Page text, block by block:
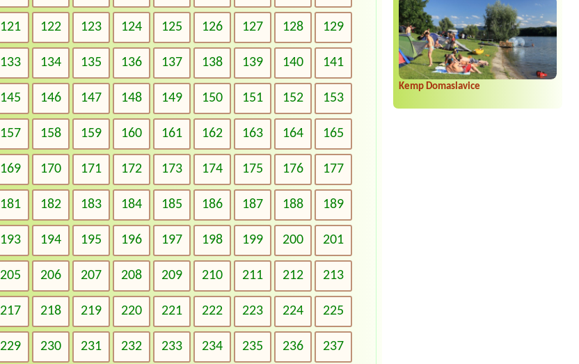
Kemp Domaslavice
121 122 123 124 125 126 127 128 129
133 134 135 136 137 138 139 140 141
145 146 147 148 149 150 151 152 153
157 158 159 160 161 162 163 164 165
169 170 171 172 173 174 175 176 177
181 182 183 184 185 186 187 188 189
193 194 195 196 197 198 199 200 201
205 206 207 208 209 210 211 212 213
217 218 219 220 221 222 223 224 225
229 230 231 232 233 234 235 236 237